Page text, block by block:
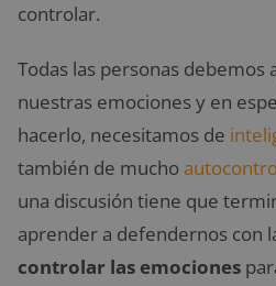
controlar.
Todas las personas
nuestras emociones y en
hacerlo, necesitamos de
también de mucho
una discusión tiene que
aprender a defendernos con
controlar las emociones